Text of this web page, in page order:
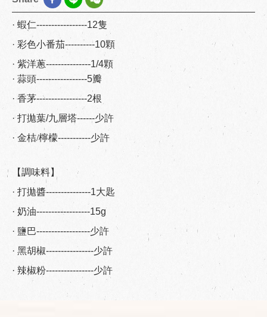
· 蝦仁-----------------12隻
· 彩色小番茄----------10顆
· 紫洋蔥---------------1/4顆
· 蒜頭-----------------5瓣
· 香茅-----------------2根
· 打拋葉/九層塔------少許
· 金桔/檸檬-----------少許
【調味料】
· 打拋醬---------------1大匙
· 奶油------------------15g
· 鹽巴------------------少許
· 黑胡椒----------------少許
· 辣椒粉----------------少許